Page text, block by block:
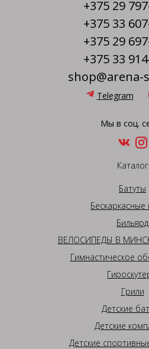
+375 29
+375 33
+375 29
+375 33
Telegram
Мы в соц.
Каталог
Батуты
Бескаркасные
Бильярд
ВЕЛОСИПЕДЫ В
Гимнастическое
Грили
Детские
Детские
Детские